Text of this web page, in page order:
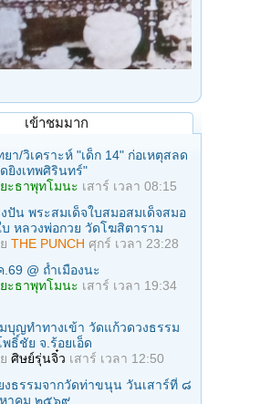
เข้าชมมาก
า/วิเคราะห์ "เด็ก 14" ก่อเหตุสลด
ยิงเทพศิรินทร์"
ยะธาพุทโมนะ เสาร์ เวลา 08:15
ปัน พระสมเด็จใบสมอสมเด็จสมอ
บ หลวงพ่อกวย วัดโฆสิตาราม
THE PUNCH ศุกร์ เวลา 23:28
@ ถ้ำเมืองนะ
ยะธาพุทโมนะ เสาร์ เวลา 19:34
บุญทําทางเข้า วัดแก้วดวงธรรม
พธิ์ชัย จ.ร้อยเอ็ด
ศิษย์รุ่นจิ๋ว เสาร์ เวลา 12:50
งธรรมจากวัดท่าขนุน วันเสาร์ที่ ๘
าคม ๒๕๖๙